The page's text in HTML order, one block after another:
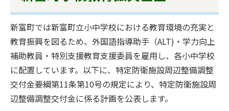
新富町では新富町立小中学校における教育環境の充実と
教育振興を図るため、外国語指導助手（ALT)・学力向上
補助教員・特別支援教育支援委員を雇用し、各小中学校
に配置しています。以下に、特定防衛施設周辺整備調整
交付金要綱第11条第10号の規定により、特定防衛施設周
辺整備調整交付金に係る計画を公表します。